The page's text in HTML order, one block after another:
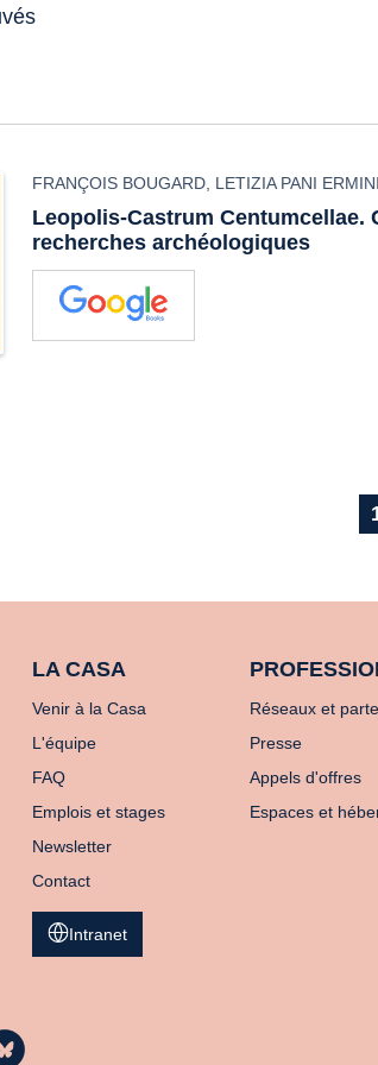
FRANÇOIS BOUGARD LETIZIA PANI ERMINI
Leopolis-Castrum Centumcellae.
recherches archéologiques
LA CASA
Venir à la Casa
L'équipe
FAQ
Emplois et stages
Newsletter
Contact
Réseaux et
Presse
Appels d'offres
Espaces et
Intranet